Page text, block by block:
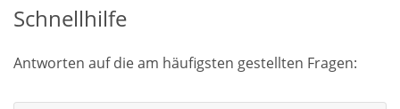
Schnellhilfe
Antworten auf die am häufigsten gestellten Fragen: